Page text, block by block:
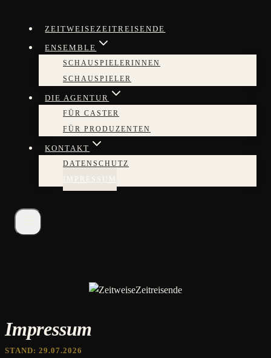
ZEITWEISEZEITREISENDE
ENSEMBLE
SCHAUSPIELERINNEN
SCHAUSPIELER
DIE AGENTUR
FÜR CASTER
FÜR PRODUZENTEN
KONTAKT
DATENSCHUTZ
IMPRESSUM
Impressum
STAND: 29.07.2026